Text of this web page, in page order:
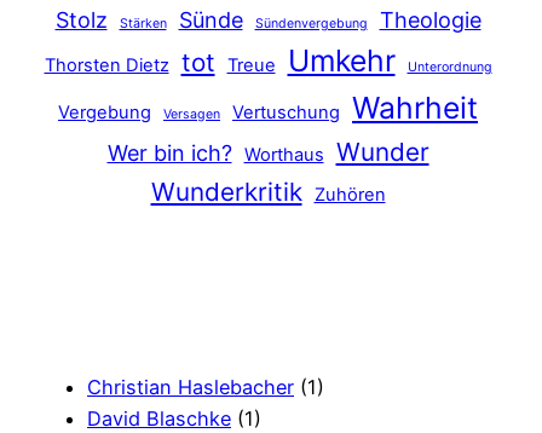
Stolz
Stärken Sünde Sündenvergebung Theologie
Thorsten Dietz tot Treue Umkehr Unterordnung
Vergebung Versagen Vertuschung Wahrheit
Wer bin ich? Worthaus
Wunder
Wunderkritik
Zuhören
Christian Haslebacher (1)
David Blaschke (1)